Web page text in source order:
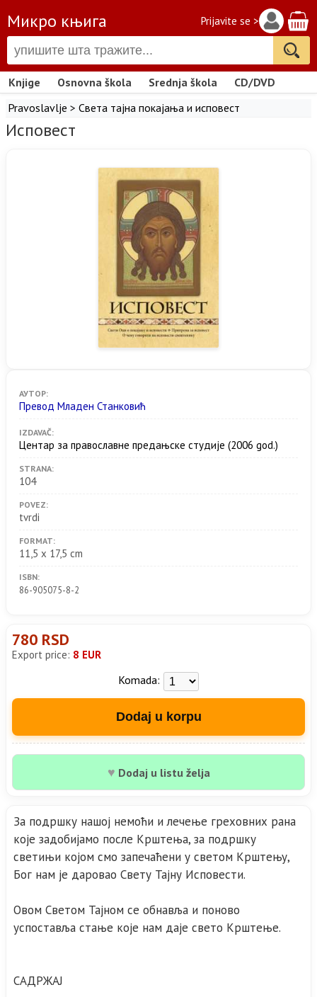
Микро књига Prijavite se >
Knjige Osnovna škola Srednja škola
CD/DVD
Pravoslavlje > Света тајна покајања и исповест
Исповест
АУТОР:
Превод Младен Станковић
IZDAVAČ:
Центар за православне предањске студије (2006 god.)
STRANA:
104
POVEZ:
tvrdi
FORMAT:
11,5 x 17,5 cm
ISBN:
86-905075-8-2
780 RSD
Export price: 8 EUR
Komada:
Dodaj u korpu
♥ Dodaj u listu želja
За подршку нашој немоћи и лечење греховних рана
које задобијамо после Крштења, за подршку
светињи којом смо запечаћени у светом Крштењу,
Бог нам је даровао Свету Тајну Исповести.
Овом Светом Тајном се обнавља и поново
успоставља стање које нам даје свето Крштење.
САДРЖАЈ